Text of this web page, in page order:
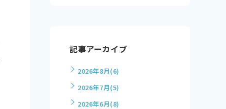
記事アーカイブ
2026年8月(6)
2026年7月(5)
2026年6月(8)